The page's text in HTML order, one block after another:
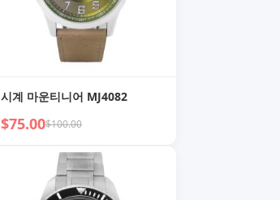
시계 마운티니어 MJ4082
$75.00$100.00